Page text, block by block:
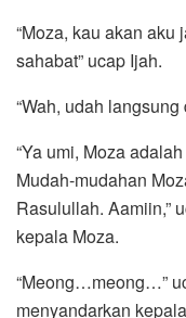
“Moza, kau akan
sahabat” ucap Ijah.
“Wah, udah
“Ya umi, Moza
Mudah-mudahan
Rasulullah. Aamiin,”
kepala Moza.
“Meong…meong…”
menyandarkan